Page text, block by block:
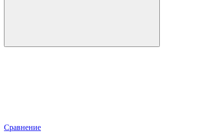
Сравнение